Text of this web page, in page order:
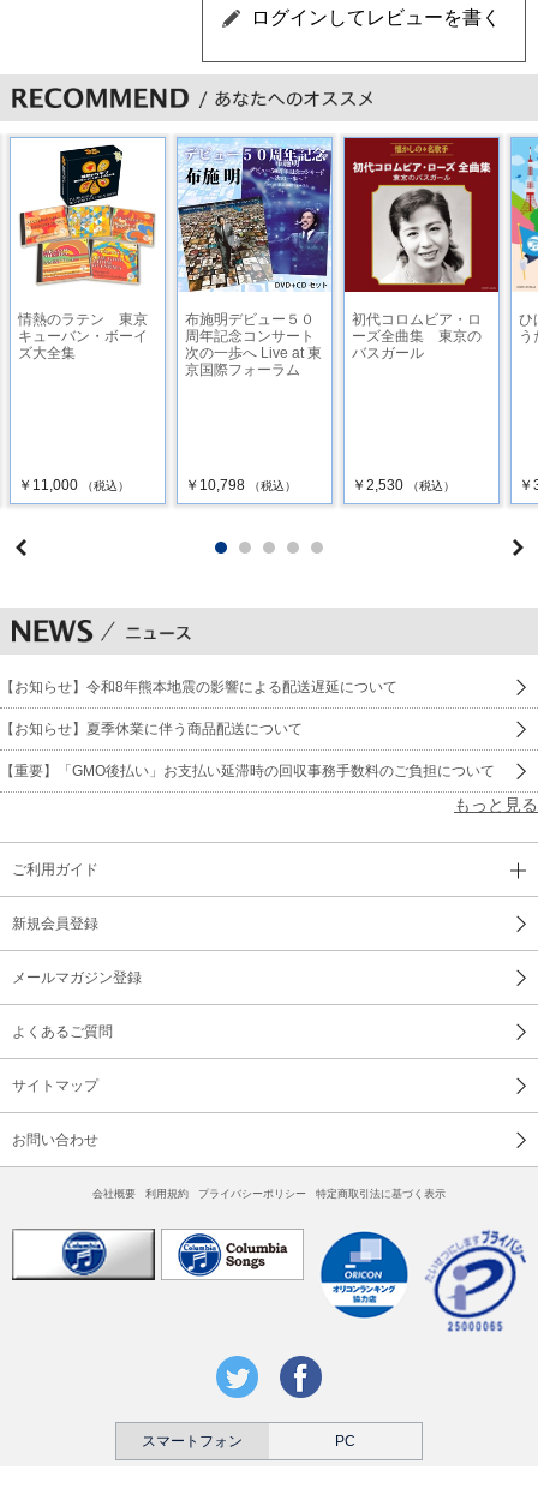
情熱のラテン 東京
キューバン・ボーイ
ズ大全集
￥11,000 （税込）
布施明デビュー５０
周年記念コンサート
次の一歩へ Live at 東
京国際フォーラム
￥10,798 （税込）
初代コロムビア・ロ
ーズ全曲集 東京の
バスガール
￥2,530 （税込）
ひ
う
【お知らせ】令和8年熊本地震の影響による配送遅延について
【お知らせ】夏季休業に伴う商品配送について
【重要】「GMO後払い」お支払い延滞時の回収事務手数料のご負担について
もっと見る
ご利用ガイド
新規会員登録
メールマガジン登録
よくあるご質問
サイトマップ
お問い合わせ
会社概要 利用規約 プライバシーポリシー 特定商取引法に基づく表示
スマートフォン PC